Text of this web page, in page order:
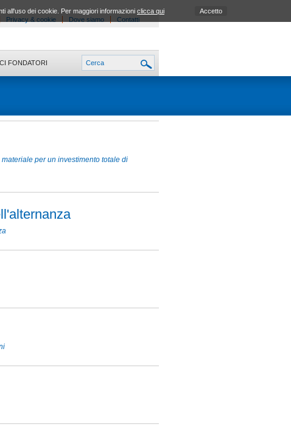
Privacy & cookie Dove siamo Contatti
FONDATORI
per un investimento totale di
all'uso dei cookie. Per maggiori informazioni clicca qui Accetto